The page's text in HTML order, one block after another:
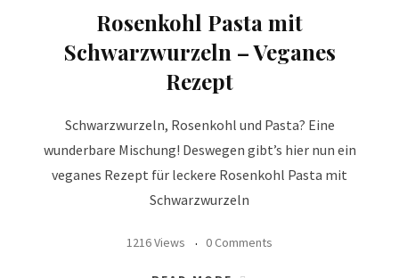
Rosenkohl Pasta mit
Schwarzwurzeln – Veganes
Rezept
Schwarzwurzeln, Rosenkohl und Pasta? Eine
wunderbare Mischung! Deswegen gibt’s hier nun ein
veganes Rezept für leckere Rosenkohl Pasta mit
Schwarzwurzeln
1216 Views 0 Comments